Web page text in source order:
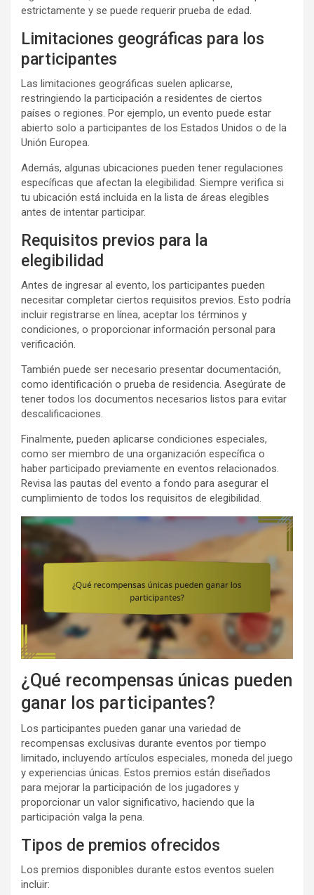
estrictamente y se puede requerir prueba de edad.
Limitaciones geográficas para los
participantes
Las limitaciones geográficas suelen aplicarse,
restringiendo la participación a residentes de ciertos
países o regiones. Por ejemplo, un evento puede estar
abierto solo a participantes de los Estados Unidos o de la
Unión Europea.
Además, algunas ubicaciones pueden tener regulaciones
específicas que afectan la elegibilidad. Siempre verifica si
tu ubicación está incluida en la lista de áreas elegibles
antes de intentar participar.
Requisitos previos para la
elegibilidad
Antes de ingresar al evento, los participantes pueden
necesitar completar ciertos requisitos previos. Esto podría
incluir registrarse en línea, aceptar los términos y
condiciones, o proporcionar información personal para
verificación.
También puede ser necesario presentar documentación,
como identificación o prueba de residencia. Asegúrate de
tener todos los documentos necesarios listos para evitar
descalificaciones.
Finalmente, pueden aplicarse condiciones especiales,
como ser miembro de una organización específica o
haber participado previamente en eventos relacionados.
Revisa las pautas del evento a fondo para asegurar el
cumplimiento de todos los requisitos de elegibilidad.
¿Qué recompensas únicas pueden
ganar los participantes?
Los participantes pueden ganar una variedad de
recompensas exclusivas durante eventos por tiempo
limitado, incluyendo artículos especiales, moneda del juego
y experiencias únicas. Estos premios están diseñados
para mejorar la participación de los jugadores y
proporcionar un valor significativo, haciendo que la
participación valga la pena.
Tipos de premios ofrecidos
Los premios disponibles durante estos eventos suelen
incluir: